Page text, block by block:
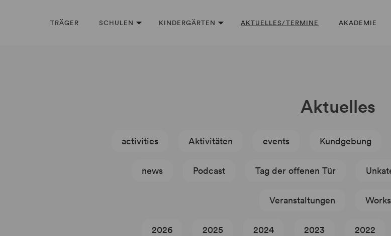
TRÄGER SCHULEN KINDERGÄRTEN AKTUELLES/TERMINE AKADEMIE
Aktuelles
activities Aktivitäten events Kundgebung
news Podcast Tag der offenen Tür
Veranstaltungen
2026 2025 2024 2023 2022